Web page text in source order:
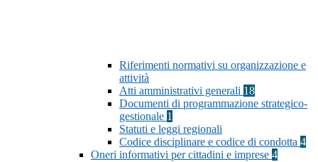
Riferimenti normativi su organizzazione e
attività
Atti amministrativi generali 18
Documenti di programmazione strategico-
gestionale 1
Statuti e leggi regionali
Codice disciplinare e codice di condotta 4
Oneri informativi per cittadini e imprese 4